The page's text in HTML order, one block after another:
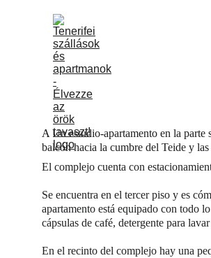
A Un estudio-apartamento en la parte
balcón hacia la cumbre del Teide y
El complejo cuenta con
Se encuentra en el tercer piso y es
apartamento está equipado con todo
cápsulas de café, detergente para
En el recinto del complejo hay una